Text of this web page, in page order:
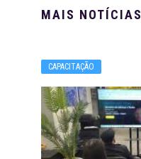
MAIS NOTÍCIAS
CAPACITAÇÃO